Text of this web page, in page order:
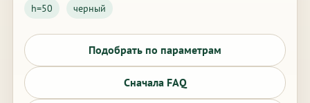
h=50
черный
Подобрать по параметрам
Сначала FAQ